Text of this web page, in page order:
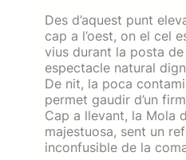
Des d’aquest punt
cap a l’oest, on el cel
vius durant la posta
espectacle natural
De nit, la poca
permet gaudir d’un
Cap a llevant, la Mola
majestuosa, sent un
inconfusible de la